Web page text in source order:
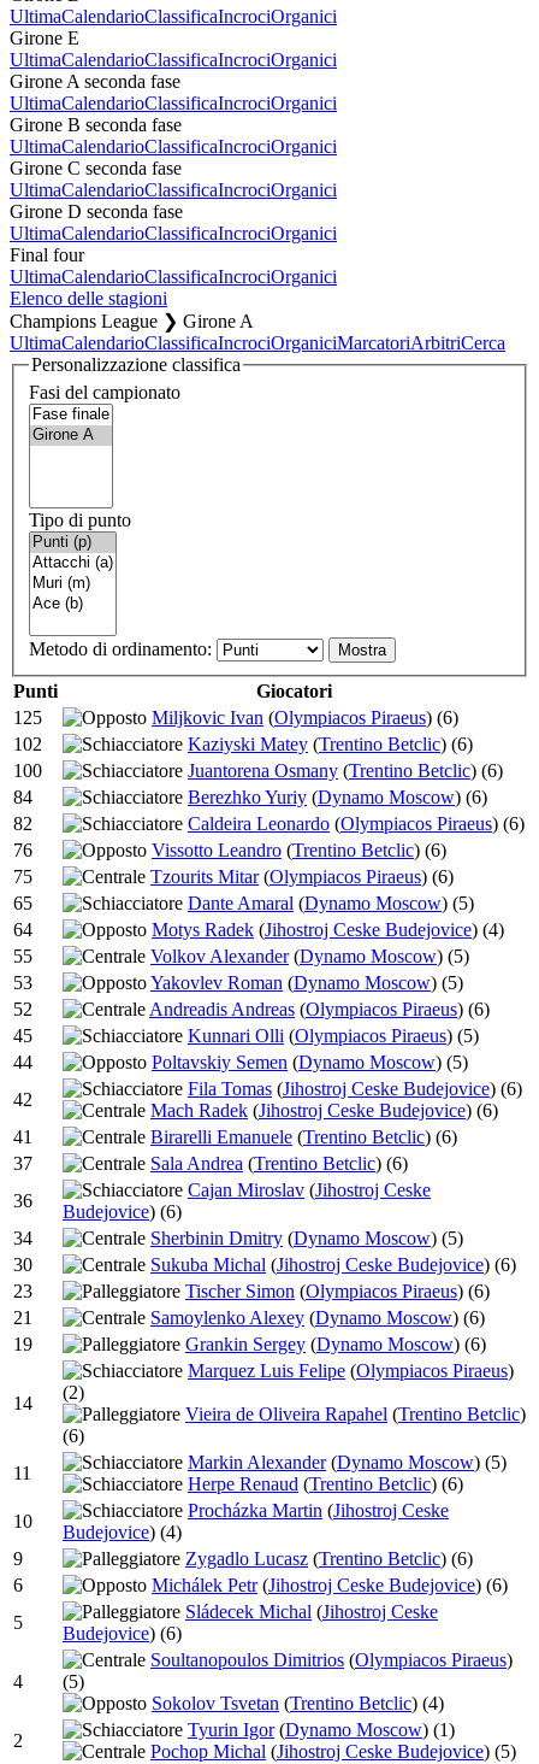
UltimaCalendarioClassificaIncrociOrganici
Girone E
UltimaCalendarioClassificaIncrociOrganici
Girone A seconda fase
UltimaCalendarioClassificaIncrociOrganici
Girone B seconda fase
UltimaCalendarioClassificaIncrociOrganici
Girone C seconda fase
UltimaCalendarioClassificaIncrociOrganici
Girone D seconda fase
UltimaCalendarioClassificaIncrociOrganici
Final four
UltimaCalendarioClassificaIncrociOrganici
Elenco delle stagioni
Champions League ❯ Girone A
UltimaCalendarioClassificaIncrociOrganiciMarcatoriArbitriCerca
Personalizzazione classifica
Fasi del campionato
Tipo di punto
Metodo di ordinamento:
Punti
Giocatori
125
Miljkovic Ivan (Olympiacos Piraeus) (6)
102
Kaziyski Matey (Trentino Betclic) (6)
100
Juantorena Osmany (Trentino Betclic) (6)
84
Berezhko Yuriy (Dynamo Moscow) (6)
82
Caldeira Leonardo (Olympiacos Piraeus) (6)
76
Vissotto Leandro (Trentino Betclic) (6)
75
Tzourits Mitar (Olympiacos Piraeus) (6)
65
Dante Amaral (Dynamo Moscow) (5)
64
Motys Radek (Jihostroj Ceske Budejovice) (4)
55
Volkov Alexander (Dynamo Moscow) (5)
53
Yakovlev Roman (Dynamo Moscow) (5)
52
Andreadis Andreas (Olympiacos Piraeus) (6)
45
Kunnari Olli (Olympiacos Piraeus) (5)
44
Poltavskiy Semen (Dynamo Moscow) (5)
42
Fila Tomas (Jihostroj Ceske Budejovice) (6)
Mach Radek (Jihostroj Ceske Budejovice) (6)
41
Birarelli Emanuele (Trentino Betclic) (6)
37
Sala Andrea (Trentino Betclic) (6)
36
Cajan Miroslav (Jihostroj Ceske
Budejovice) (6)
34
Sherbinin Dmitry (Dynamo Moscow) (5)
30
Sukuba Michal (Jihostroj Ceske Budejovice) (6)
23
Tischer Simon (Olympiacos Piraeus) (6)
21
Samoylenko Alexey (Dynamo Moscow) (6)
19
Grankin Sergey (Dynamo Moscow) (6)
14
Marquez Luis Felipe (Olympiacos Piraeus)
(2)
Vieira de Oliveira Rapahel (Trentino Betclic)
(6)
11
Markin Alexander (Dynamo Moscow) (5)
Herpe Renaud (Trentino Betclic) (6)
10
Procházka Martin (Jihostroj Ceske
Budejovice) (4)
9
Zygadlo Lucasz (Trentino Betclic) (6)
6
Michálek Petr (Jihostroj Ceske Budejovice) (6)
5
Sládecek Michal (Jihostroj Ceske
Budejovice) (6)
4
Soultanopoulos Dimitrios (Olympiacos Piraeus)
(5)
Sokolov Tsvetan (Trentino Betclic) (4)
2
Tyurin Igor (Dynamo Moscow) (1)
Pochop Michal (Jihostroj Ceske Budejovice) (5)